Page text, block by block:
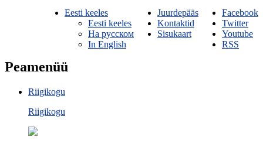
Facebook
Twitter
Youtube
RSS
Juurdepääs
Kontaktid
Sisukaart
Eesti keeles
Eesti keeles
На русском
In English
Peamenüü
Riigikogu
Riigikogu